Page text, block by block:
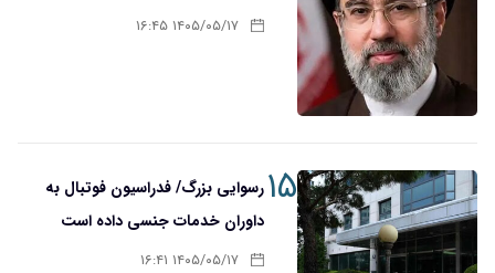
۱۴۰۵/۰۵/۱۷ ۱۶:۴۵
۱۵رسوایی بزرگ/ فدراسیون فوتبال به
داوران خدمات جنسی داده است
۱۴۰۵/۰۵/۱۷ ۱۶:۴۱